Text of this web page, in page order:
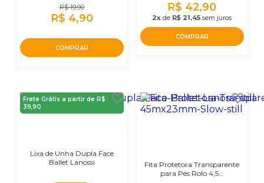
R$ 19,90
R$ 4,90
COMPRAR
R$ 42,90
2x de R$ 21,45 sem juros
COMPRAR
Frete Grátis a partir de R$
39,90
Lixa de Unha Dupla Face
Ballet Lanossi
Fita Protetora Transparente
para Pés Rolo 4,5...